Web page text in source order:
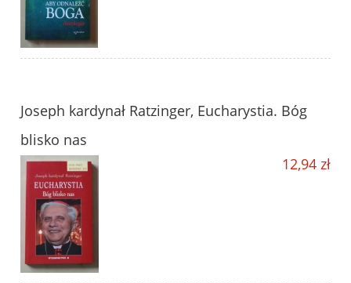
Joseph kardynał Ratzinger, Eucharystia. Bóg
blisko nas
12,94 zł